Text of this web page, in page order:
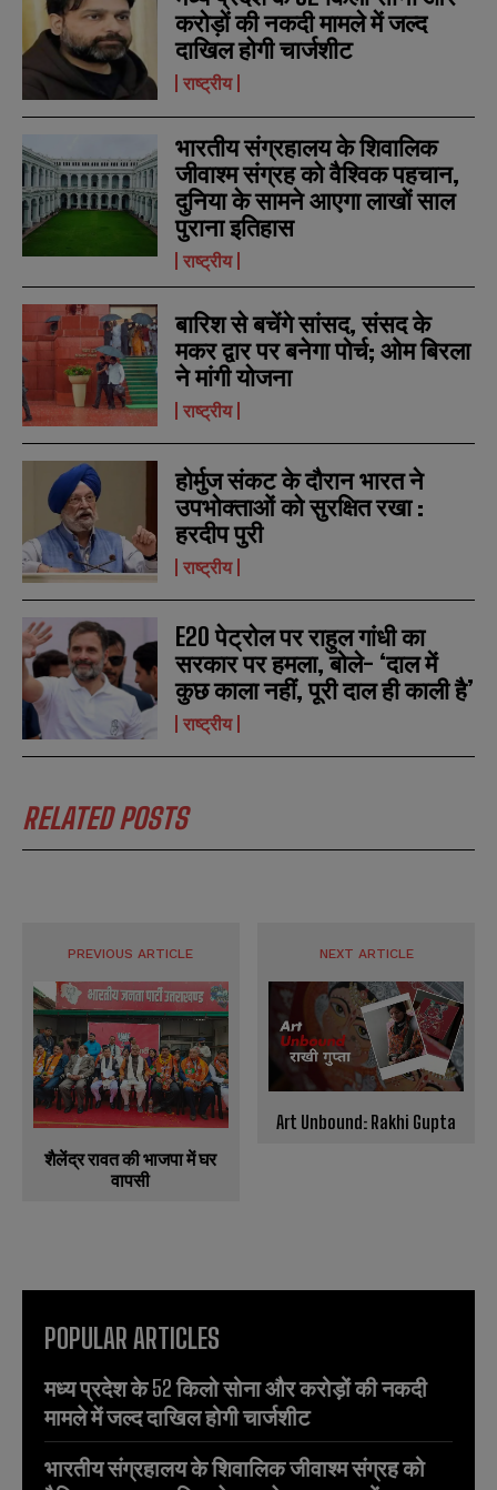
m
e
*
E
m
a
l
*
N
u
e
r
s
m
e
*
E
m
a
l
*
N
u
e
r
s
करोड़ों की नकदी मामले में जल्द
दाखिल होगी चार्जशीट
राष्ट्रीय
भारतीय संग्रहालय के शिवालिक
जीवाश्म संग्रह को वैश्विक पहचान,
दुनिया के सामने आएगा लाखों साल
पुराना इतिहास
राष्ट्रीय
बारिश से बचेंगे सांसद, संसद के
मकर द्वार पर बनेगा पोर्च; ओम बिरला
ने मांगी योजना
राष्ट्रीय
होर्मुज संकट के दौरान भारत ने
उपभोक्ताओं को सुरक्षित रखा :
हरदीप पुरी
राष्ट्रीय
E20 पेट्रोल पर राहुल गांधी का
सरकार पर हमला, बोले- ‘दाल में
कुछ काला नहीं, पूरी दाल ही काली है’
राष्ट्रीय
RELATED POSTS
PREVIOUS ARTICLE
शैलेंद्र रावत की भाजपा में घर
वापसी
NEXT ARTICLE
Art Unbound: Rakhi Gupta
POPULAR ARTICLES
मध्य प्रदेश के 52 किलो सोना और करोड़ों की नकदी
मामले में जल्द दाखिल होगी चार्जशीट
भारतीय संग्रहालय के शिवालिक जीवाश्म संग्रह को